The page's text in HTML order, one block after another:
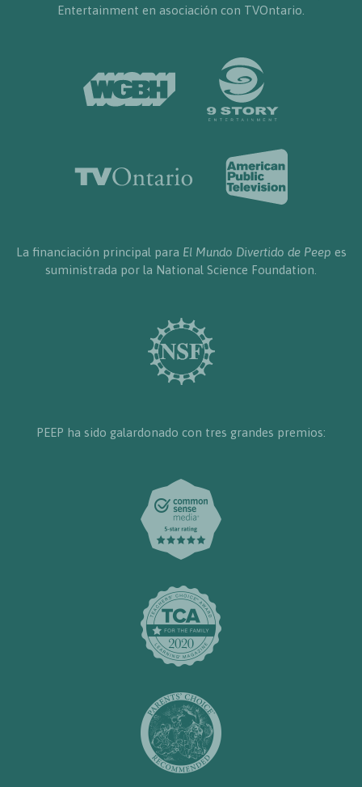
Entertainment en asociación con TVOntario.
La financiación principal para El Mundo Divertido de Peep es
suministrada por la National Science Foundation.
PEEP ha sido galardonado con tres grandes premios: